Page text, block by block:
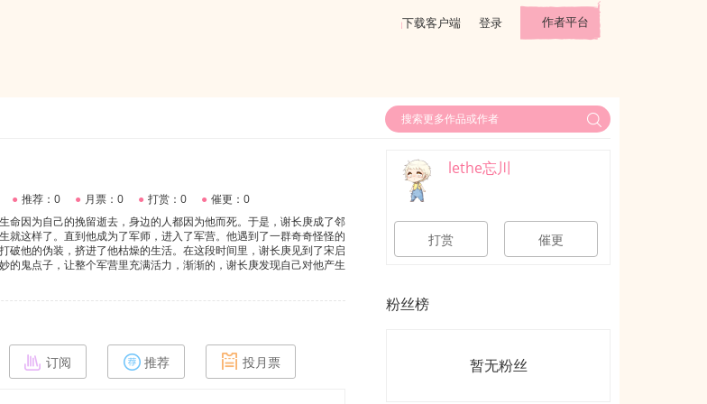
下载客户端 登录 作者平台
● 推荐：0 ● 月票：0 ● 打赏：0 ● 催更：0
命因为自己的挽留逝去，身边的人都因为他而死。于是，谢长庚成了邻
就这样了。直到他成为了军师，进入了军营。他遇到了一群奇奇怪怪的
破他的伪装，挤进了他枯燥的生活。在这段时间里，谢长庚见到了宋启
鬼点子，让整个军营里充满活力，渐渐的，谢长庚发现自己对他产生
戏子。原因后面会接晓）
订阅 推荐 投月票
lethe忘川
打赏 催更
粉丝榜
暂无粉丝